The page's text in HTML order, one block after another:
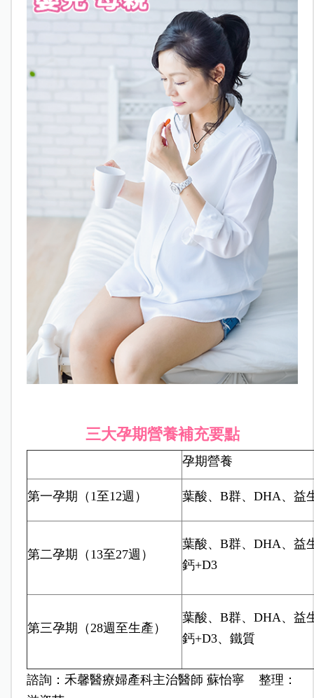
三大孕期營養補充要點
孕期營養
第一孕期（1至12週） 葉酸、B群、DHA、益
第二孕期（13至27週）
葉酸、B群、DHA、益
鈣+D3
第三孕期（28週至生產）
葉酸、B群、DHA、益
鈣+D3、鐵質
諮詢：禾馨醫療婦產科主治醫師 蘇怡寧 整理：